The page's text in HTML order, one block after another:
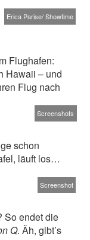
Erica Parise/ Showtime
Flughafen:
Hawaii – und
Flug nach
Screenshots
schon
läuft los…
Screenshot
So endet die
Q. Äh, gibt’s